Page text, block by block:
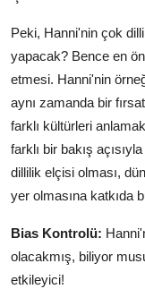
Peki, Hanni'nin çok
yapacak? Bence en
etmesi. Hanni'nin
aynı zamanda bir
farklı kültürleri
farklı bir bakış
dillilik elçisi olması,
yer olmasına katkıda
Bias Kontrolü:
olacakmış, biliyor
etkileyici!